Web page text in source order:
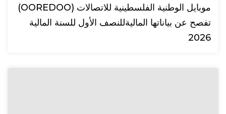
موبايل الوطنية الفلسطينية للاتصالات (OOREDOO)
تفصح عن بياناتها الماليةللنصف الأول للسنة المالية
2026